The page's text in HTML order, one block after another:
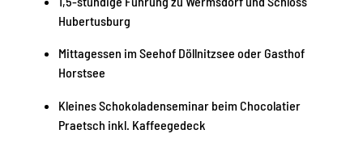
Hubertusburg
Mittagessen im Seehof Döllnitzsee oder Gasthof
Horstsee
Kleines Schokoladenseminar beim Chocolatier
Praetsch inkl. Kaffeegedeck